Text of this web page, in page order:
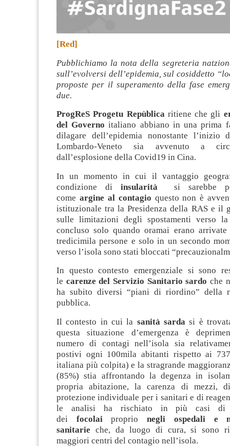
[Red]
Pubblichiamo la nota della segreteria
sull’evolversi dell’epidemia, sul cosiddetto
proposte per il superamento della fase
due.
ProgReS Progetu Repùblicaritiene che gli
del Governo italiano abbiano in una prima
dilagare dell’epidemia nonostante l’inizio
Lombardo-Veneto sia avvenuto a
dall’esplosione della Covid19 in Cina.
In un momento in cui il vantaggio
condizione di insularità si sarebbe
come argine al contagio questo non è
istituzionale tra la Presidenza della RAS e il
sulle limitazioni degli spostamenti verso
concluso solo quando oramai erano
tredicimila persone e solo in un secondo
verso l’isola sono stati bloccati
In questo contesto emergenziale si sono
le carenze del Servizio Sanitario sardo che
ha subito diversi “piani di riordino” della
pubblica.
Il contesto in cui la sanità sarda si è
questa situazione d’emergenza è
numero di contagi nell’isola sia
postivi ogni 100mila abitanti rispetto ai
italiana più colpita) e la stragrande
(85%) stia affrontando la degenza in
propria abitazione, la carenza di mezzi,
protezione individuale per i sanitari e di
le analisi ha rischiato in più casi di
dei focolai proprionegli ospedali e
sanitarie che, da luogo di cura, si sono
maggiori centri del contagio nell’isola.